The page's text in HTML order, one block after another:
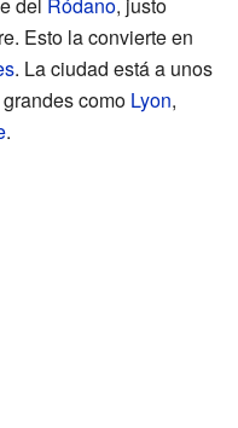
Esto la convierte en
. La ciudad está a unos
como Lyon,
.